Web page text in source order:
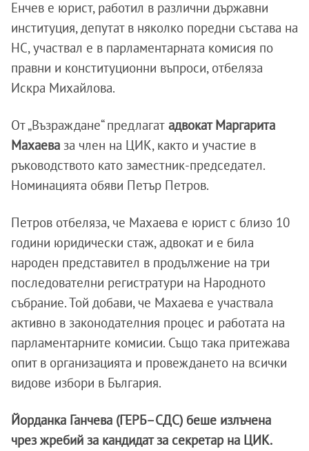
Енчев е юрист, работил в различни държавни
институция, депутат в няколко поредни състава на
НС, участвал е в парламентарната комисия по
правни и конституционни въпроси, отбеляза
Искра Михайлова.
От „Възраждане“ предлагат адвокат Маргарита
Махаева за член на ЦИК, както и участие в
ръководството като заместник-председател.
Номинацията обяви Петър Петров.
Петров отбеляза, че Махаева е юрист с близо 10
години юридически стаж, адвокат и е била
народен представител в продължение на три
последователни регистратури на Народното
събрание. Той добави, че Махаева е участвала
активно в законодателния процес и работата на
парламентарните комисии. Също така притежава
опит в организацията и провеждането на всички
видове избори в България.
Йорданка Ганчева (ГЕРБ–СДС) беше излъчена
чрез жребий за кандидат за секретар на ЦИК.